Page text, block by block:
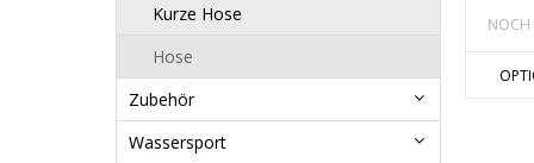
Kurze Hose
Hose
Zubehör
Wassersport
NOCH